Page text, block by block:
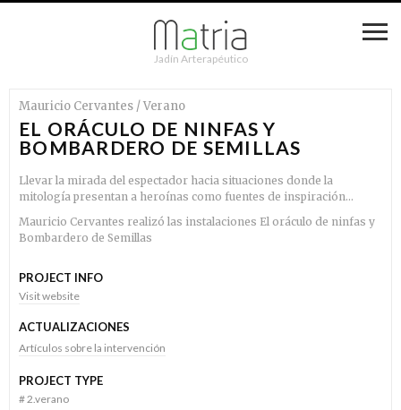
Jadín Arterapéutico
Mauricio Cervantes / Verano
EL ORÁCULO DE NINFAS Y
BOMBARDERO DE SEMILLAS
Llevar la mirada del espectador hacia situaciones donde la
mitología presentan a heroínas como fuentes de inspiración…
Mauricio Cervantes realizó las instalaciones El oráculo de ninfas y
Bombardero de Semillas
PROJECT INFO
Visit website
ACTUALIZACIONES
Artículos sobre la intervención
PROJECT TYPE
#2.verano